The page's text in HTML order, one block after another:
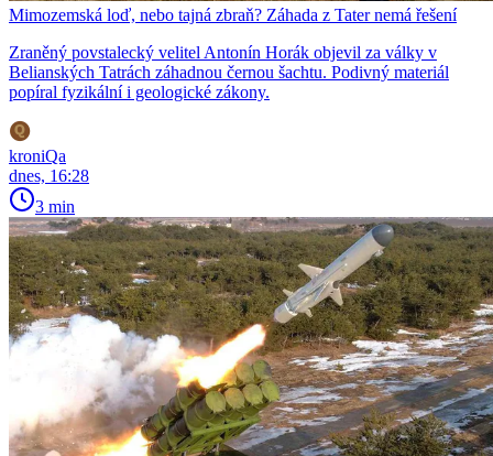
Mimozemská loď, nebo tajná zbraň? Záhada z Tater nemá řešení
Zraněný povstalecký velitel Antonín Horák objevil za války v
Belianských Tatrách záhadnou černou šachtu. Podivný materiál
popíral fyzikální i geologické zákony.
kroniQa
dnes, 16:28
3 min